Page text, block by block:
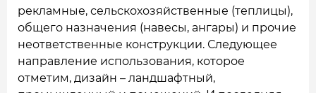
рекламные, сельскохозяйственные (теплицы),
общего назначения (навесы, ангары) и прочие
неответственные конструкции. Следующее
направление использования, которое
отметим, дизайн – ландшафтный,